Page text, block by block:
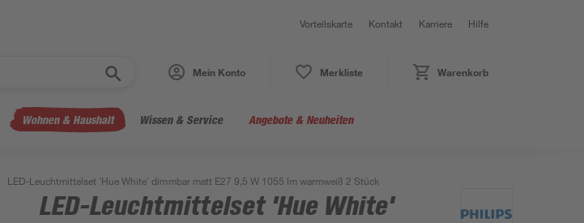
Vorteilskarte Kontakt Karriere Hilfe
Mein Konto Merkliste Warenkorb
Wohnen & Haushalt Wissen & Service Angebote & Neuheiten
LED-Leuchtmittelset 'Hue White' dimmbar matt E27 9,5 W 1055 lm warmweiß 2 Stück
LED-Leuchtmittelset 'Hue White'